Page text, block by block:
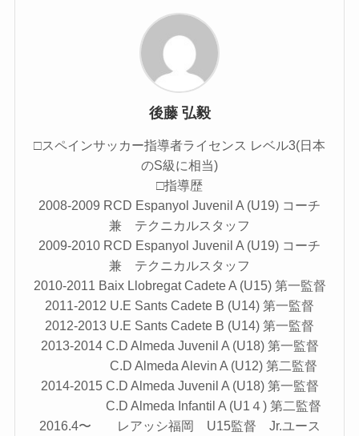
後藤 弘毅
□スペインサッカー指導者ライセンス レベル3(日本
のS級に相当)
□指導歴
2008-2009 RCD Espanyol Juvenil A (U19) コーチ
兼 テクニカルスタッフ
2009-2010 RCD Espanyol Juvenil A (U19) コーチ
兼 テクニカルスタッフ
2010-2011 Baix Llobregat Cadete A (U15) 第一監督
2011-2012 U.E Sants Cadete B (U14) 第一監督
2012-2013 U.E Sants Cadete B (U14) 第一監督
2013-2014 C.D Almeda Juvenil A (U18) 第一監督
C.D Almeda Alevin A (U12) 第二監督
2014-2015 C.D Almeda Juvenil A (U18) 第一監督
C.D Almeda Infantil A (U1４) 第二監督
2016.4〜 レアッシ福岡 U15監督 Jr.ユース